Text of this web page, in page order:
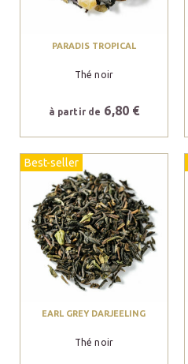
PARADIS TROPICAL
Thé noir
à partir de 6,80 €
Best-seller
EARL GREY DARJEELING
Thé noir